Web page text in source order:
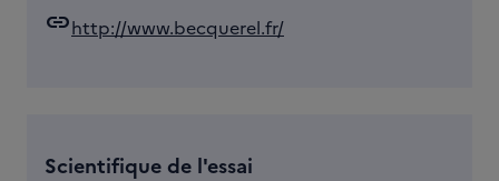
linkhttp://www.becquerel.fr/
Scientifique de l'essai